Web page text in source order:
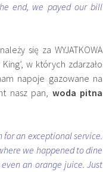
end, we payed our bill
się za WYJATKOWA
w których zdarzało
napoje gazowane na
nasz pan, woda pitna
an exceptional service.
we happened to dine
an orange juice. Just